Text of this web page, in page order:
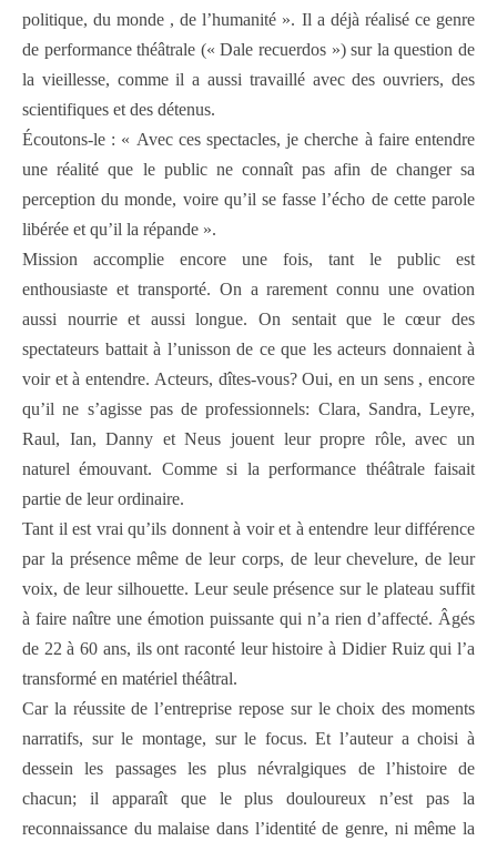
politique, du monde , de l’humanité ». Il a déjà réalisé ce genre
de performance théâtrale (« Dale recuerdos ») sur la question de
la vieillesse, comme il a aussi travaillé avec des ouvriers, des
scientifiques et des détenus.
Écoutons-le : « Avec ces spectacles, je cherche à faire entendre
une réalité que le public ne connaît pas afin de changer sa
perception du monde, voire qu’il se fasse l’écho de cette parole
libérée et qu’il la répande ».
Mission accomplie encore une fois, tant le public est
enthousiaste et transporté. On a rarement connu une ovation
aussi nourrie et aussi longue. On sentait que le cœur des
spectateurs battait à l’unisson de ce que les acteurs donnaient à
voir et à entendre. Acteurs, dîtes-vous? Oui, en un sens , encore
qu’il ne s’agisse pas de professionnels: Clara, Sandra, Leyre,
Raul, Ian, Danny et Neus jouent leur propre rôle, avec un
naturel émouvant. Comme si la performance théâtrale faisait
partie de leur ordinaire.
Tant il est vrai qu’ils donnent à voir et à entendre leur différence
par la présence même de leur corps, de leur chevelure, de leur
voix, de leur silhouette. Leur seule présence sur le plateau suffit
à faire naître une émotion puissante qui n’a rien d’affecté. Âgés
de 22 à 60 ans, ils ont raconté leur histoire à Didier Ruiz qui l’a
transformé en matériel théâtral.
Car la réussite de l’entreprise repose sur le choix des moments
narratifs, sur le montage, sur le focus. Et l’auteur a choisi à
dessein les passages les plus névralgiques de l’histoire de
chacun; il apparaît que le plus douloureux n’est pas la
reconnaissance du malaise dans l’identité de genre, ni même la